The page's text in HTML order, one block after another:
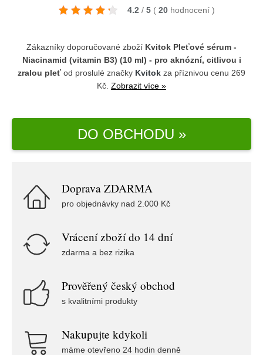
4.2 / 5 ( 20 hodnocení )
Zákazníky doporučované zboží Kvitok Pleťové sérum -
Niacinamid (vitamin B3) (10 ml) - pro aknózní, citlivou i
zralou pleť od proslulé značky Kvitok za příznivou cenu 269
Kč. Zobrazit více »
DO OBCHODU »
Doprava ZDARMA
pro objednávky nad 2.000 Kč
Vrácení zboží do 14 dní
zdarma a bez rizika
Prověřený český obchod
s kvalitními produkty
Nakupujte kdykoli
máme otevřeno 24 hodin denně